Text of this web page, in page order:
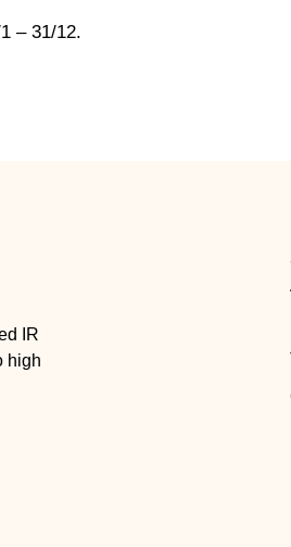
– 31/12.
IR
high